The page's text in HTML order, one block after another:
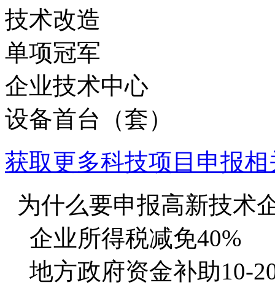
技术改造
单项冠军
企业技术中心
设备首台（套）
获取更多科技项目申报
为什么要申报高新技术
企业所得税减免40%
地方政府资金补助10-